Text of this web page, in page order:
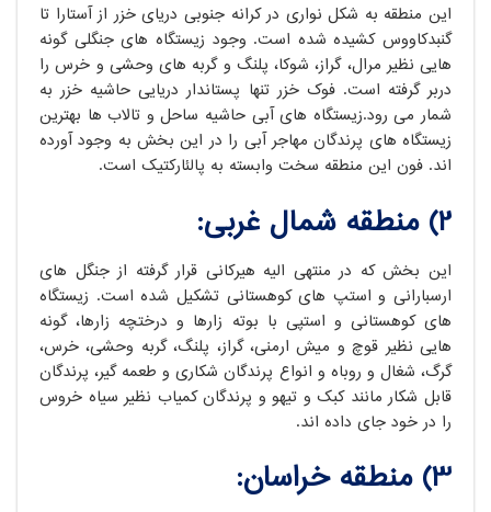
این منطقه به شکل نواری در کرانه جنوبی دریای خزر از آستارا تا
گنبدکاووس کشیده شده است. وجود زیستگاه های جنگلی گونه
هایی نظیر مرال، گراز، شوکا، پلنگ و گربه های وحشی و خرس را
دربر گرفته است. فوک خزر تنها پستاندار دریایی حاشیه خزر به
شمار می رود.زیستگاه های آبی حاشیه ساحل و تالاب ها بهترین
زیستگاه های پرندگان مهاجر آبی را در این بخش به وجود آورده
اند. فون این منطقه سخت وابسته به پالئارکتیک است.
2) منطقه شمال غربی:
این بخش که در منتهی الیه هیرکانی قرار گرفته از جنگل های
ارسبارانی و استپ های کوهستانی تشکیل شده است. زیستگاه
های کوهستانی و استپی با بوته زارها و درختچه زارها، گونه
هایی نظیر قوچ و میش ارمنی، گراز، پلنگ، گربه وحشی، خرس،
گرگ، شغال و روباه و انواع پرندگان شکاری و طعمه گیر، پرندگان
قابل شکار مانند کبک و تیهو و پرندگان کمیاب نظیر سیاه خروس
را در خود جای داده اند.
3) منطقه خراسان: